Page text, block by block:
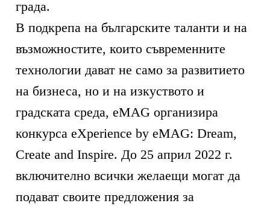
града.
В подкрепа на българските таланти и на
възможностите, които съвременните
технологии дават не само за развитието
на бизнеса, но и на изкуството и
градската среда, eMAG организира
конкурса eXperience by eMAG: Dream,
Create and Inspire. До 25 април 2022 г.
включително всички желаещи могат да
подават своите предложения за